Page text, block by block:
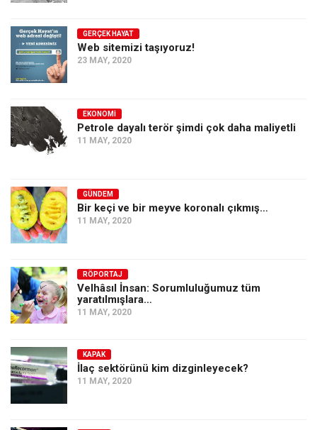
GERÇEK HAYAT
Web sitemizi taşıyoruz!
23 MAY, 2020
EKONOMI
Petrole dayalı terör şimdi çok daha maliyetli
11 MAY, 2020
GÜNDEM
Bir keçi ve bir meyve koronalı çıkmış…
11 MAY, 2020
RÖPORTAJ
Velhâsıl İnsan: Sorumluluğumuz tüm
yaratılmışlara…
11 MAY, 2020
KAPAK
İlaç sektörünü kim dizginleyecek?
11 MAY, 2020